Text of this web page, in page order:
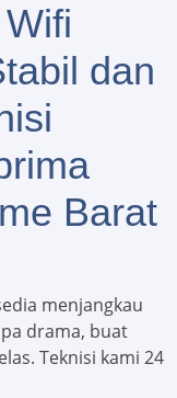
dan
Barat
menjangkau
drama, buat
Teknisi kami 24